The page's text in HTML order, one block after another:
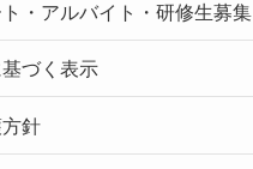
・アルバイト・研修生募集
づく表示
針